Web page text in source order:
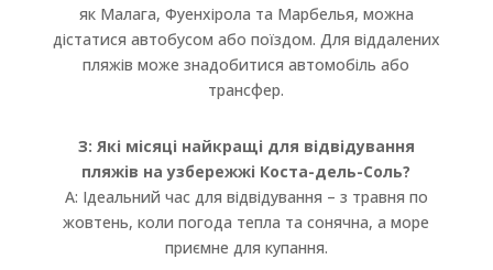
як Малага, Фуенхірола та Марбелья, можна
дістатися автобусом або поїздом. Для віддалених
пляжів може знадобитися автомобіль або
трансфер.
З: Які місяці найкращі для відвідування
пляжів на узбережжі Коста-дель-Соль?
A: Ідеальний час для відвідування – з травня по
жовтень, коли погода тепла та сонячна, а море
приємне для купання.